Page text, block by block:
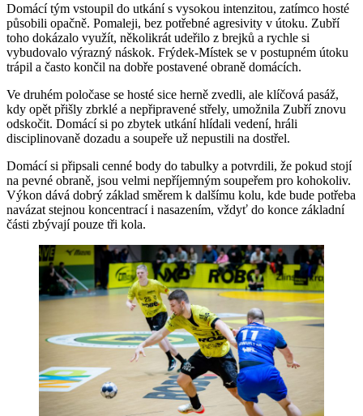
Domácí tým vstoupil do utkání s vysokou intenzitou, zatímco hosté
působili opačně. Pomaleji, bez potřebné agresivity v útoku. Zubří
toho dokázalo využít, několikrát udeřilo z brejků a rychle si
vybudovalo výrazný náskok. Frýdek-Místek se v postupném útoku
trápil a často končil na dobře postavené obraně domácích.
Ve druhém poločase se hosté sice herně zvedli, ale klíčová pasáž,
kdy opět přišly zbrklé a nepřipravené střely, umožnila Zubří znovu
odskočit. Domácí si po zbytek utkání hlídali vedení, hráli
disciplinovaně dozadu a soupeře už nepustili na dostřel.
Domácí si připsali cenné body do tabulky a potvrdili, že pokud stojí
na pevné obraně, jsou velmi nepříjemným soupeřem pro kohokoliv.
Výkon dává dobrý základ směrem k dalšímu kolu, kde bude potřeba
navázat stejnou koncentrací i nasazením, vždyť do konce základní
části zbývají pouze tři kola.